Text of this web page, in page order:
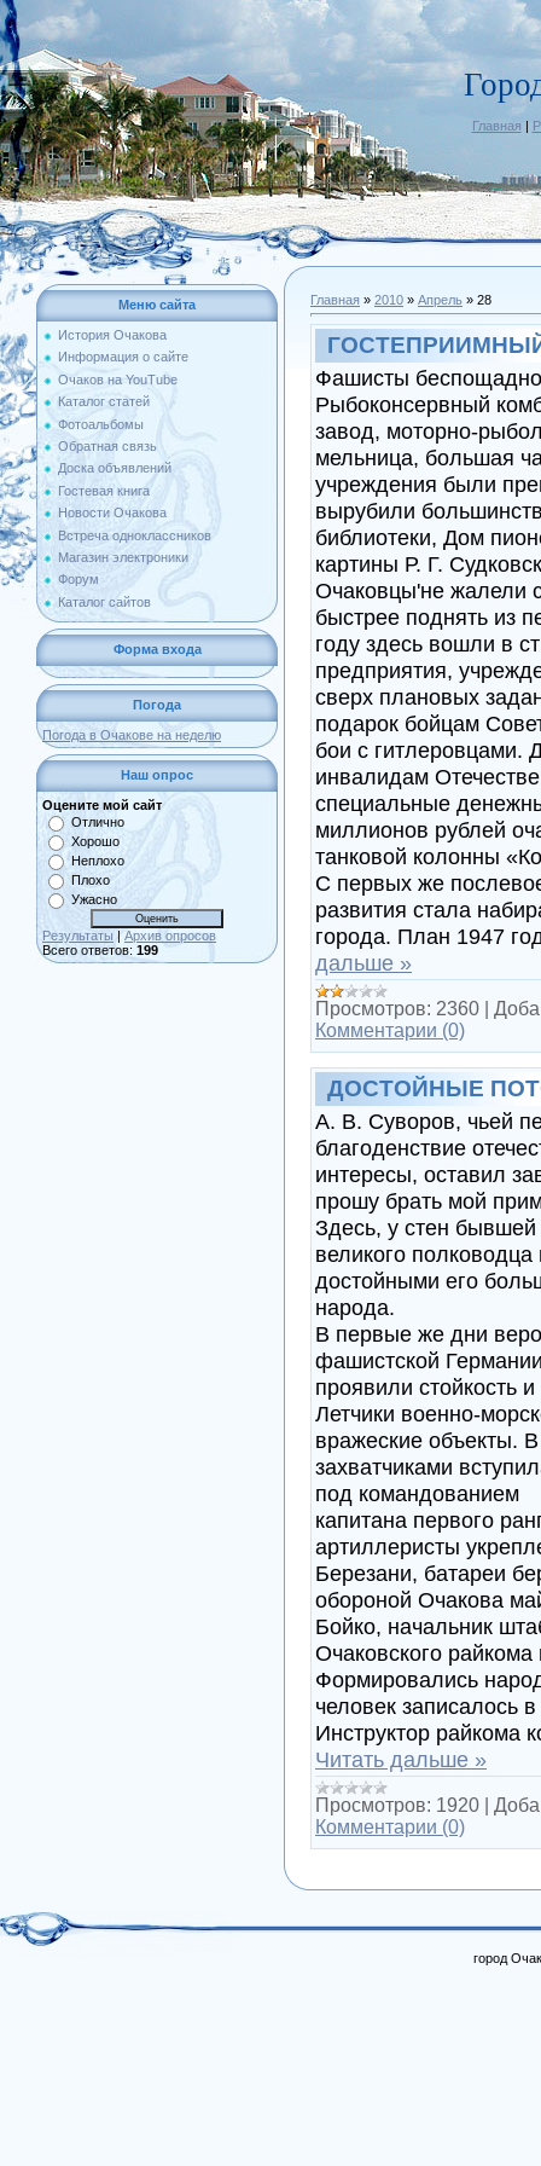
Главная |
Меню сайта
История Очакова
Информация о сайте
Очаков на YouTube
Каталог статей
Фотоальбомы
Обратная связь
Доска объявлений
Гостевая книга
Новости Очакова
Встреча одноклассников
Магазин электроники
Форум
Каталог сайтов
Форма входа
Погода
Погода в Очакове на неделю
Наш опрос
Оцените мой сайт
Отлично
Хорошо
Неплохо
Плохо
Ужасно
Результаты | Архив опросов
Всего ответов: 199
Главная » 2010 » Апрель » 28
Фашисты
Рыбоконсервный
завод, моторно-
мельница, большая
учреждения были
вырубили
библиотеки, Дом
картины Р. Г.
Очаковцы'не жалели
быстрее поднять из
году здесь вошли в
предприятия,
сверх плановых
подарок бойцам
бои с
инвалидам
специальные
миллионов рублей
танковой колонны
С первых же
развития стала
города. План 1947
дальше »
Просмотров: 2360
Комментарии (0)
ДОСТОЙНЫЕ
А. В. Суворов, чьей
благоденствие
интересы, оставил
прошу брать мой
Здесь, у стен бывшей
великого
достойными его
народа.
В первые же дни
фашистской
проявили стойкость
Летчики военно-
вражеские объекты.
захватчиками
под командованием
капитана первого
артиллеристы
Березани, батареи
обороной Очакова
Бойко, начальник
Очаковского
Формировались
человек записалось
Инструктор райкома
Читать дальше »
Просмотров: 1920
Комментарии (0)
город